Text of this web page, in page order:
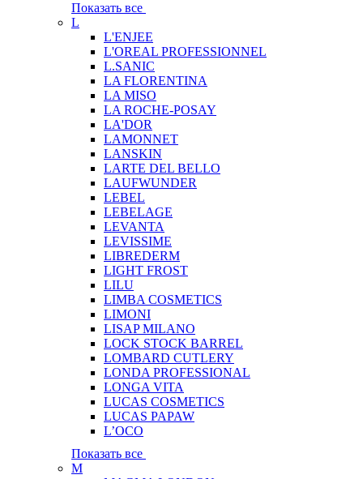
Показать все
L
L'ENJEE
L'OREAL PROFESSIONNEL
L.SANIC
LA FLORENTINA
LA MISO
LA ROCHE-POSAY
LA'DOR
LAMONNET
LANSKIN
LARTE DEL BELLO
LAUFWUNDER
LEBEL
LEBELAGE
LEVANTA
LEVISSIME
LIBREDERM
LIGHT FROST
LILU
LIMBA COSMETICS
LIMONI
LISAP MILANO
LOCK STOCK BARREL
LOMBARD CUTLERY
LONDA PROFESSIONAL
LONGA VITA
LUCAS COSMETICS
LUCAS PAPAW
L’OCO
Показать все
M